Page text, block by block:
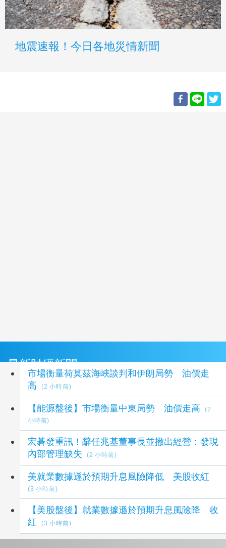
地震速報！今日各地災情新聞
最新財經新聞
市場衡量荷莫茲海峽談判和伊朗局勢 油價走
高
(2 小時前)
【能源盤後】市場衡量中東局勢 油價走高
(2
小時前)
宏碁發重訊！辭任兆基董事長並撤出經營：發現
內部管理缺失
(2 小時前)
美就業數據遜於預期升息風險降低 美股收紅
(3 小時前)
【美股盤後】就業數據遜於預期升息風險降 收
紅
(3 小時前)